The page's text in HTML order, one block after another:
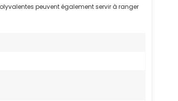
peuvent également servir à ranger